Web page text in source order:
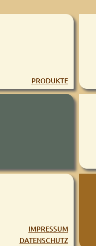
PRODUKTE
IMPRESSUM
DATENSCHUTZ